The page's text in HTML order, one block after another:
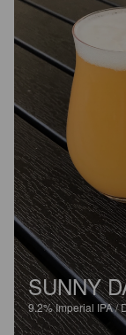
SUNNY
9.2%Imperial IPA /